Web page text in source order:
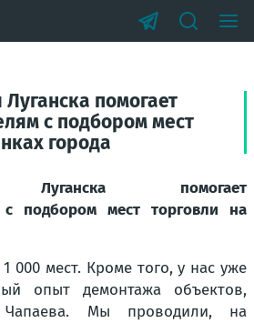
помогает
с подбором мест
города
Луганска помогает
с подбором мест торговли на
000 мест. Кроме того, у нас уже
опыт демонтажа объектов,
Мы проводили, на